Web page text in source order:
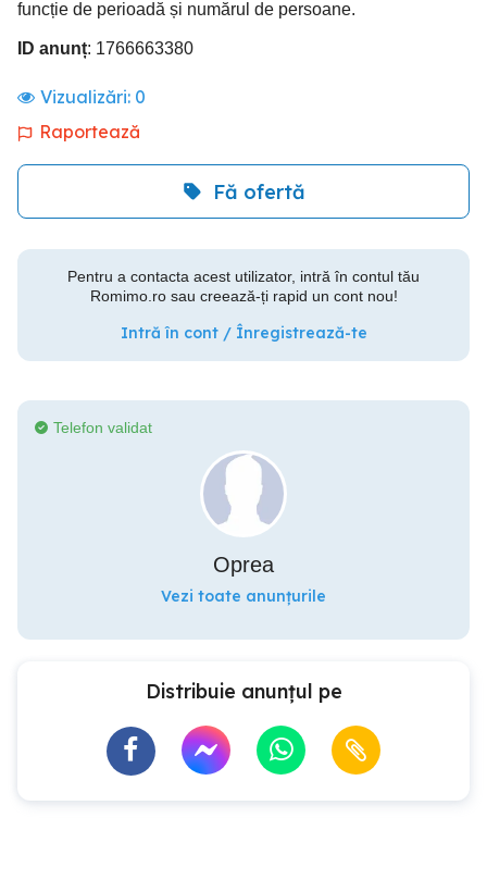
funcție de perioadă și numărul de persoane.
ID anunț: 1766663380
Vizualizări: 0
Raportează
Fă ofertă
Pentru a contacta acest utilizator, intră în contul tău
Romimo.ro sau creează-ți rapid un cont nou!
Intră în cont / Înregistrează-te
Telefon validat
Oprea
Vezi toate anunțurile
Distribuie anunțul pe